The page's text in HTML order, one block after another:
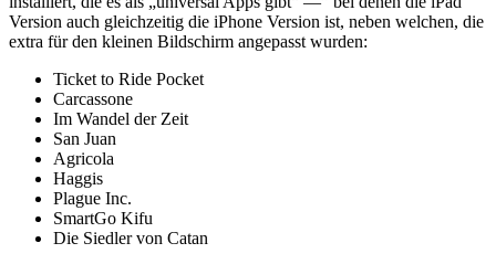
Version auch gleichzeitig die iPhone Version ist, neben welchen, die
extra für den kleinen Bildschirm angepasst wurden:
Ticket to Ride Pocket
Carcassone
Im Wandel der Zeit
San Juan
Agricola
Haggis
Plague Inc.
SmartGo Kifu
Die Siedler von Catan